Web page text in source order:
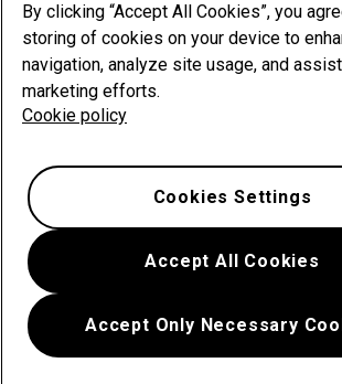
Kontakta oss
AIS Construction Equipment
Tillbaka
By clicking “Accept All Cookies”, you
storing of cookies on your device to
navigation, analyze site usage, and
marketing efforts.
Cookie policy
Accept All Cookies
Accept Only Necessary
Cookies Settings